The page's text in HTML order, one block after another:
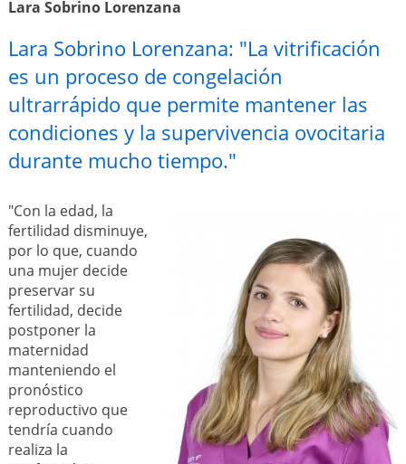
Lara Sobrino Lorenzana
Lara Sobrino Lorenzana: "La vitrificación
es un proceso de congelación
ultrarrápido que permite mantener las
condiciones y la supervivencia ovocitaria
durante mucho tiempo."
"Con la edad, la
fertilidad disminuye,
por lo que, cuando
una mujer decide
preservar su
fertilidad, decide
postponer la
maternidad
manteniendo el
pronóstico
reproductivo que
tendría cuando
realiza la